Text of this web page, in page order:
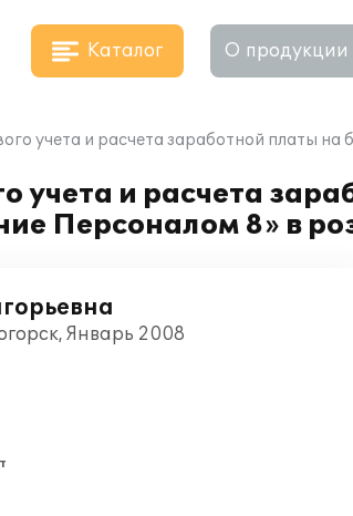
Каталог О продукции
учета и расчета заработной платы
учета и расчета
Персоналом 8» в
Январь 2008